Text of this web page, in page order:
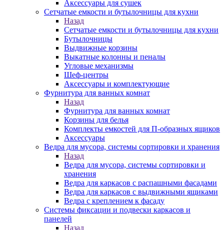
Аксессуары для сушек
Сетчатые емкости и бутылочницы для кухни
Назад
Сетчатые емкости и бутылочницы для кухни
Бутылочницы
Выдвижные корзины
Выкатные колонны и пеналы
Угловые механизмы
Шеф-центры
Аксессуары и комплектующие
Фурнитура для ванных комнат
Назад
Фурнитура для ванных комнат
Корзины для белья
Комплекты емкостей для П-образных ящиков
Аксессуары
Ведра для мусора, системы сортировки и хранения
Назад
Ведра для мусора, системы сортировки и
хранения
Ведра для каркасов с распашными фасадами
Ведра для каркасов с выдвижными ящиками
Ведра с креплением к фасаду
Системы фиксации и подвески каркасов и
панелей
Назад